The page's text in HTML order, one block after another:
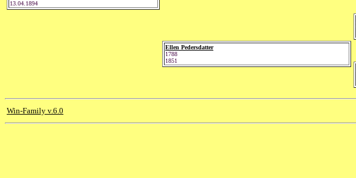
13.04.1894
Ellen Pedersdatter
1788
1851
Win-Family v.6.0